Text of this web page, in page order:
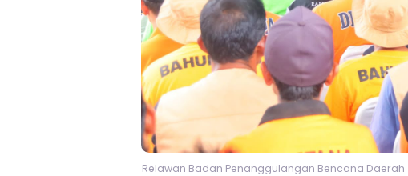
Relawan Badan Penanggulangan Bencana Daerah